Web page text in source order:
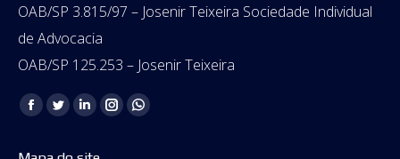
OAB/SP 3.815/97 – Josenir Teixeira Sociedade Individual
de Advocacia
OAB/SP 125.253 – Josenir Teixeira
Encontre-nos em:
Facebook
TwitterLinkedinInstagramWhatsapp